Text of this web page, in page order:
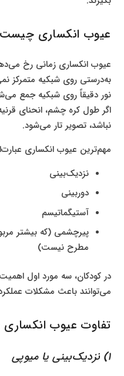
عیوب انکساری
عیوب انکساری زمانی رخ
به‌درستی روی شبکیه متمرکز
نور دقیقاً روی شبکیه جمع
اگر طول کره چشم، انحنای
نباشد، تصویر تار می‌شود.
مهم‌ترین عیوب انکساری
نزدیک‌بینی
دوربینی
آستیگماتیسم
پیرچشمی (که بیشتر
مطرح نیست)
در کودکان، سه مورد اول
می‌توانند باعث مشکلات
تفاوت عیوب انکساری
1) نزدیک‌بینی یا میوپی